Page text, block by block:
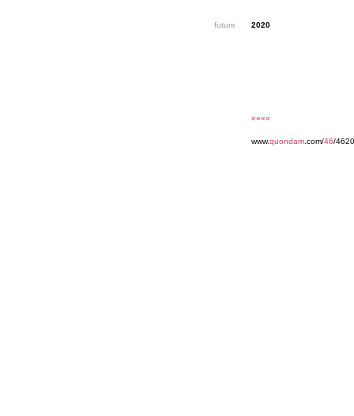
future 2020
««««
www.quondam .com/46/